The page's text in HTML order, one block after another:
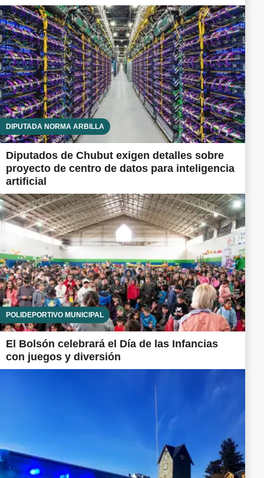
DIPUTADA NORMA ARBILLA
Diputados de Chubut exigen detalles sobre
proyecto de centro de datos para inteligencia
artificial
POLIDEPORTIVO MUNICIPAL
El Bolsón celebrará el Día de las Infancias
con juegos y diversión